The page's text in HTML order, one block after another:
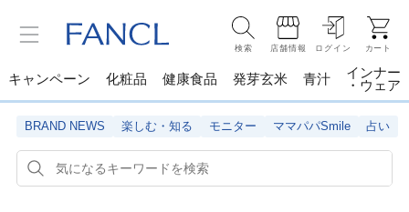
検索 店舗情報 ログイン カート
キャンペーン 化粧品 健康食品 発芽玄米 青汁
インナー
・ウェア
BRAND NEWS 楽しむ・知る モニター ママパパSmile 占い